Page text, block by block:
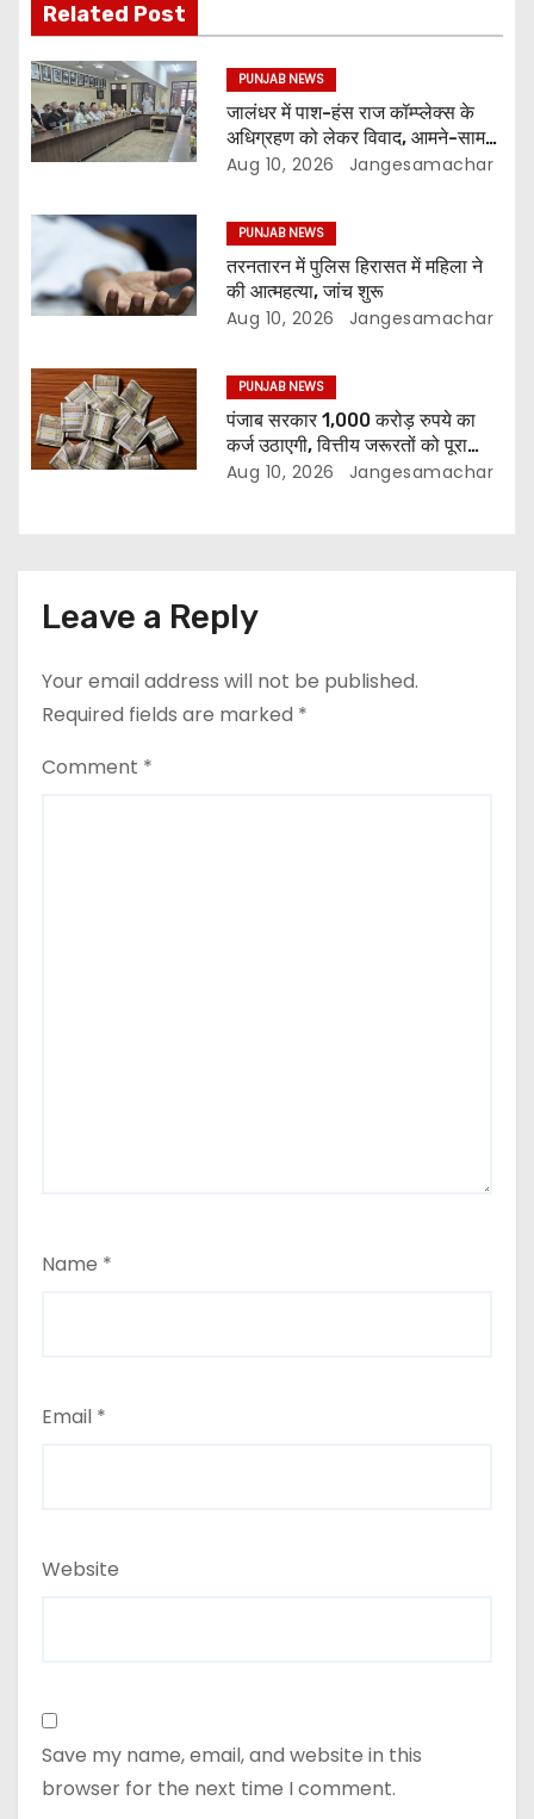
Related Post
PUNJAB NEWS
जालंधर में पाश-हंस राज कॉम्प्लेक्स के
अधिग्रहण को लेकर विवाद, आमने-सामने
आए पक्ष
Aug 10, 2026 Jangesamachar
PUNJAB NEWS
तरनतारन में पुलिस हिरासत में महिला ने
की आत्महत्या, जांच शुरू
Aug 10, 2026 Jangesamachar
PUNJAB NEWS
पंजाब सरकार 1,000 करोड़ रुपये का
कर्ज उठाएगी, वित्तीय जरूरतों को पूरा
करने की तैयारी
Aug 10, 2026 Jangesamachar
Leave a Reply
Your email address will not be published.
Required fields are marked *
Comment *
Name *
Email *
Website
Save my name, email, and website in this
browser for the next time I comment.